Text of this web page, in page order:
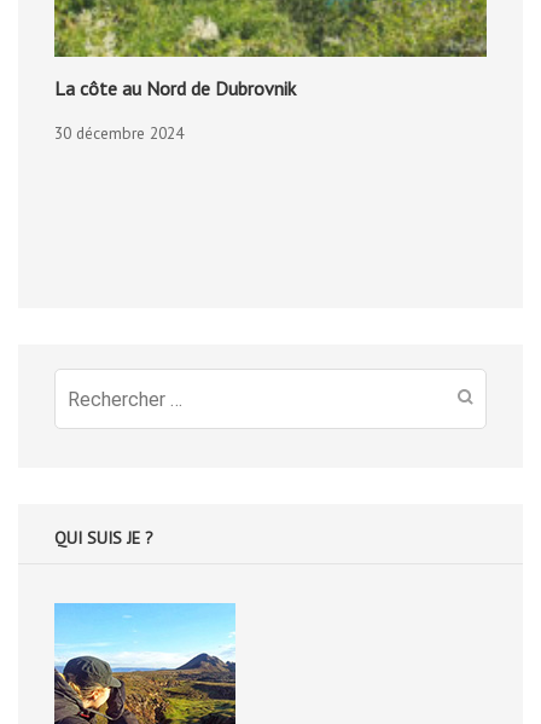
La côte au Nord de Dubrovnik
30 décembre 2024
Recherche
pour
QUI SUIS JE ?